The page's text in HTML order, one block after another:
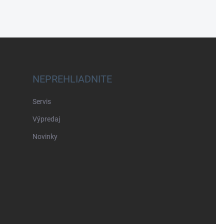
NEPREHLIADNITE
Servis
Výpredaj
Novinky